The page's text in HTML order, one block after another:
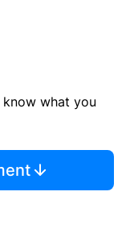
what you